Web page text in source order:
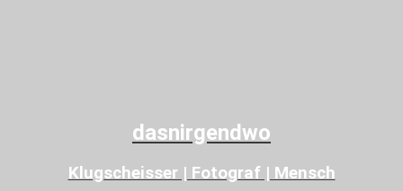
dasnirgendwo
Klugscheisser | Fotograf | Mensch